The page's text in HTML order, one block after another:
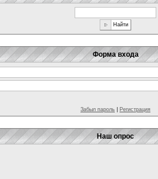
Форма входа
Забыл пароль Регистрация
Наш опрос